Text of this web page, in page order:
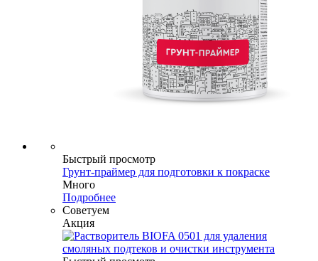
Быстрый просмотр
Грунт-праймер для подготовки к покраске
Много
Подробнее
Советуем
Акция